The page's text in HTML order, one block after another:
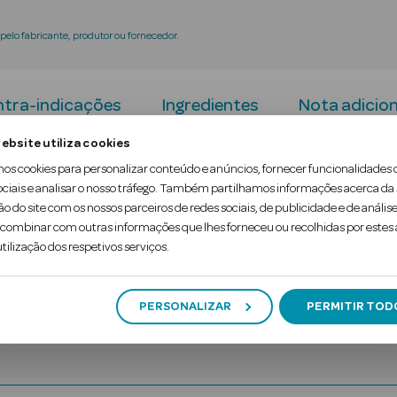
utiliza cookies
cookies para personalizar conteúdo e anúncios, fornecer funcionalidades
e analisar o nosso tráfego. Também partilhamos informações acerca da
do site com os nossos parceiros de redes sociais, de publicidade e de
com outras informações que lhes forneceu ou recolhidas por estes
dos respetivos serviços.
PERSONALIZAR PERMITIR
fabricante, produtor ou fornecedor.
indicações Ingredientes Nota
naturais e reforça o sistema imunitário.
dos 3 anos. Contém as estirpes de bactérias,
alimentar.